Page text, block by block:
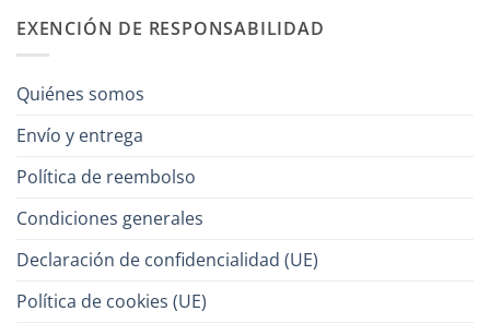
EXENCIÓN DE RESPONSABILIDAD
Quiénes somos
Envío y entrega
Política de reembolso
Condiciones generales
Declaración de confidencialidad (UE)
Política de cookies (UE)